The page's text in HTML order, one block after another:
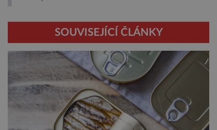
SOUVISEJÍCÍ ČLÁNKY